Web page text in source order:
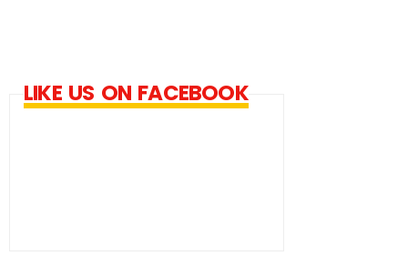
LIKE US ON FACEBOOK